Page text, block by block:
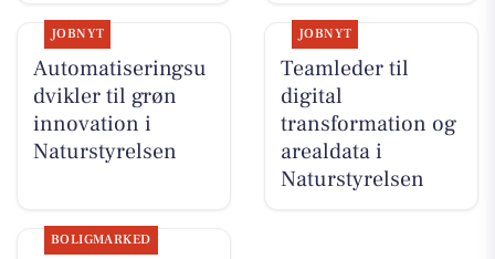
JOBNYT
Automatiseringsu
dvikler til grøn
innovation i
Naturstyrelsen
JOBNYT
Teamleder til
digital
transformation og
arealdata i
Naturstyrelsen
BOLIGMARKED